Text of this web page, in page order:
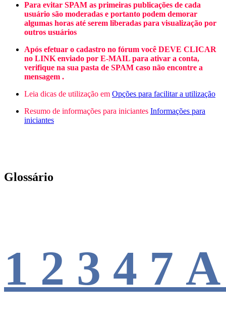
Para evitar SPAM as primeiras publicações de cada
usuário são moderadas e portanto podem demorar
algumas horas até serem liberadas para visualização por
outros usuários
Após efetuar o cadastro no fórum você DEVE CLICAR
no LINK enviado por E-MAIL para ativar a conta,
verifique na sua pasta de SPAM caso não encontre a
mensagem .
Leia dicas de utilização em Opções para facilitar a utilização
Resumo de informações para iniciantes Informações para
iniciantes
Glossário
1 2 3 4 7